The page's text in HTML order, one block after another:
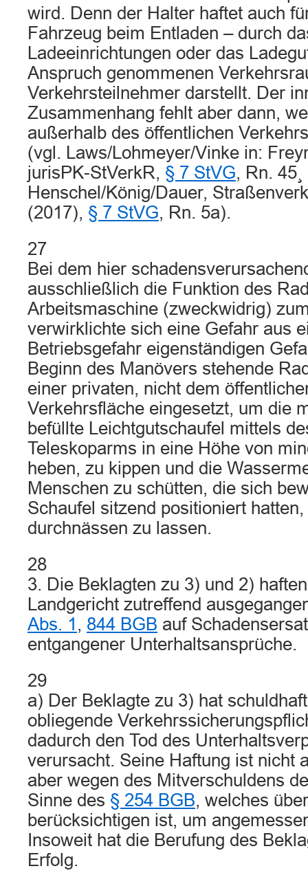
wird. Denn der Halter haftet auch
Fahrzeug beim Entladen – durch
Ladeeinrichtungen oder das
Anspruch genommenen
Verkehrsteilnehmer darstellt. Der
Zusammenhang fehlt aber dann,
außerhalb des öffentlichen
(vgl. Laws/Lohmeyer/Vinke in:
jurisPK-StVerkR, § 7 StVG, Rn.
Henschel/König/Dauer,
(2017), § 7 StVG, Rn. 5a).
27
Bei dem hier
ausschließlich die Funktion des
Arbeitsmaschine (zweckwidrig)
verwirklichte sich eine Gefahr aus
Betriebsgefahr eigenständigen
Beginn des Manövers stehende
einer privaten, nicht dem
Verkehrsfläche eingesetzt, um die
befüllte Leichtgutschaufel mittels
Teleskoparms in eine Höhe von
heben, zu kippen und die
Menschen zu schütten, die sich
Schaufel sitzend positioniert
durchnässen zu lassen.
28
3. Die Beklagten zu 3) und 2)
Landgericht zutreffend
Abs. 1 , 844 BGB auf
entgangener Unterhaltsansprüche.
29
a) Der Beklagte zu 3) hat
obliegende
dadurch den Tod des
verursacht. Seine Haftung ist nicht
aber wegen des Mitverschuldens
Sinne des § 254 BGB, welches
berücksichtigen ist, um
Insoweit hat die Berufung des
Erfolg.